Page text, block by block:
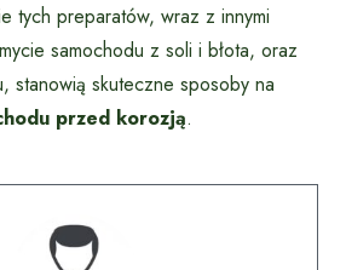
tych preparatów, wraz z innymi
samochodu z soli i błota, oraz
stanowią skuteczne sposoby na
przed korozją.